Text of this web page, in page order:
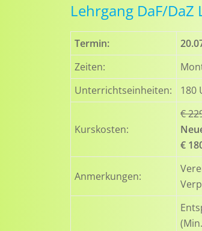
Lehrgang DaF/DaZ
Termin:
Zeiten:
Unterrichtseinheiten:
180
Kurskosten:
€
€
Anmerkungen: